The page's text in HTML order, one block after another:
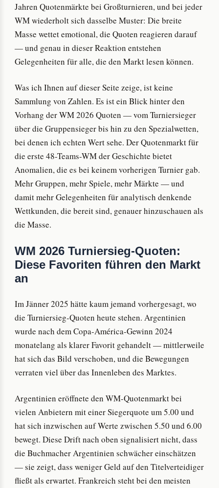
Jahren Quotenmärkte bei Großturnieren, und bei jeder
WM wiederholt sich dasselbe Muster: Die breite
Masse wettet emotional, die Quoten reagieren darauf
— und genau in dieser Reaktion entstehen
Gelegenheiten für alle, die den Markt lesen können.
Was ich Ihnen auf dieser Seite zeige, ist keine
Sammlung von Zahlen. Es ist ein Blick hinter den
Vorhang der WM 2026 Quoten — vom Turniersieger
über die Gruppensieger bis hin zu den Spezialwetten,
bei denen ich echten Wert sehe. Der Quotenmarkt für
die erste 48-Teams-WM der Geschichte bietet
Anomalien, die es bei keinem vorherigen Turnier gab.
Mehr Gruppen, mehr Spiele, mehr Märkte — und
damit mehr Gelegenheiten für analytisch denkende
Wettkunden, die bereit sind, genauer hinzuschauen als
die Masse.
WM 2026 Turniersieg-Quoten:
Diese Favoriten führen den Markt
an
Im Jänner 2025 hätte kaum jemand vorhergesagt, wo
die Turniersieg-Quoten heute stehen. Argentinien
wurde nach dem Copa-América-Gewinn 2024
monatelang als klarer Favorit gehandelt — mittlerweile
hat sich das Bild verschoben, und die Bewegungen
verraten viel über das Innenleben des Marktes.
Argentinien eröffnete den WM-Quotenmarkt bei
vielen Anbietern mit einer Siegerquote um 5.00 und
hat sich inzwischen auf Werte zwischen 5.50 und 6.00
bewegt. Diese Drift nach oben signalisiert nicht, dass
die Buchmacher Argentinien schwächer einschätzen
— sie zeigt, dass weniger Geld auf den Titelverteidiger
fließt als erwartet. Frankreich steht bei den meisten